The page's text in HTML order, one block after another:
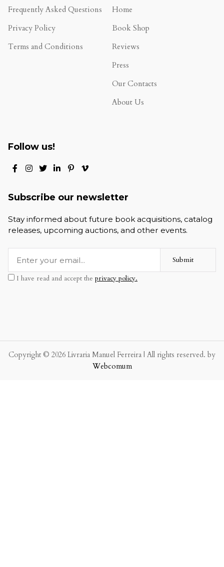
Frequently Asked Questions
Privacy Policy
Terms and Conditions
Home
Book Shop
Reviews
Press
Our Contacts
About Us
Follow us!
Subscribe our newsletter
Stay informed about future book acquisitions, catalog
releases, upcoming auctions, and other events.
Submit
I have read and accept the privacy policy.
Copyright © 2026 Livraria Manuel Ferreira | All rights reserved. by
Webcomum